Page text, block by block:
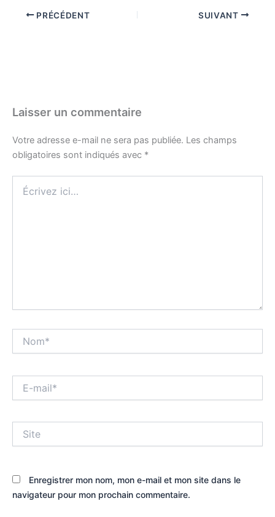
PRÉCÉDENT SUIVANT
Laisser un commentaire
Votre adresse e-mail ne sera pas publiée. Les champs
obligatoires sont indiqués avec *
ici…
mail*
Enregistrer mon nom, mon e-mail et mon site dans le
navigateur pour mon prochain commentaire.